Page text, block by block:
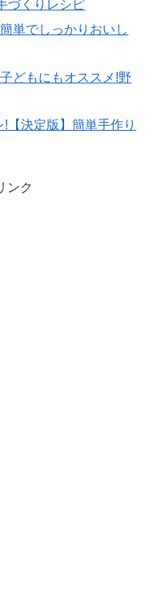
づくりレシピ
単でしっかりおいし
どもにもオススメ!野
【決定版】簡単手作り
ンク